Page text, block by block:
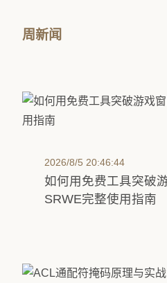
周新闻
2026/8/5 20:46:44
如何用免费工具突破
SRWE完整使用指南